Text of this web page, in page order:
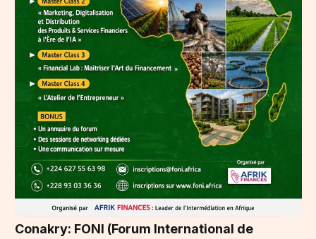
Conakry: FONI (Forum International de